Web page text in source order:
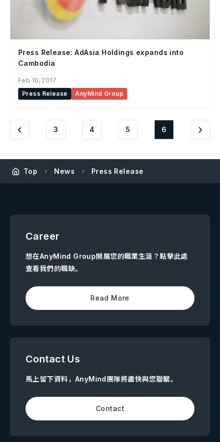
Press Release: AdAsia Holdings expands into
Cambodia
Feb 10, 2017
Press Release
AnyMind Group
3 4 5 6
Top News Press Release
Career
想在AnyMind Group開展您的職業生涯？點擊此處
查看我們的職缺。
Read More
Contact Us
馬上留下資料，AnyMind團隊將盡快與您聯繫。
Contact